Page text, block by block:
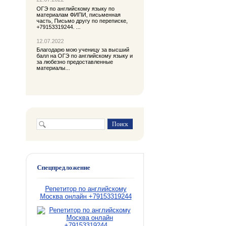
ОГЭ по английскому языку по
материалам ФИПИ, письменная
часть, Письмо другу по переписке,
+79153319244. ...
12.07.2022
Благодарю мою ученицу за высший
балл на ОГЭ по английскому языку и
за любезно предоставленные
материалы...
Спецпредложение
Репетитор по английскому
Москва онлайн +79153319244